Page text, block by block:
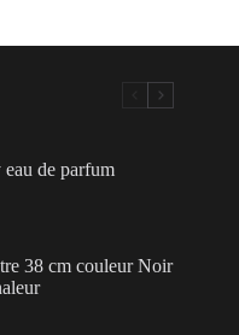
de parfum
38 cm couleur Noir